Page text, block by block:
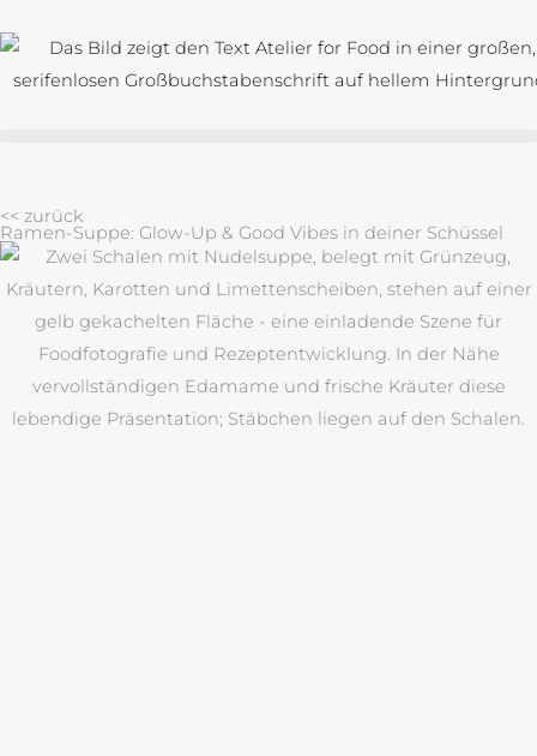
Inhalt
springen
<< zurück
Ramen-Suppe: Glow-Up & Good Vibes in deiner Schüssel